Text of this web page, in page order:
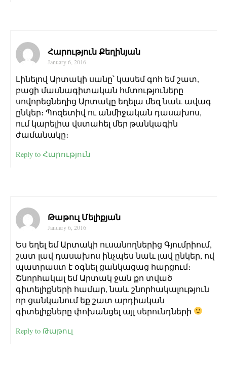
Հարություն Քեղինյան
January 6, 2016
Լինելով Արտակի սանը՝ կասեմ գոհ եմ շատ,
բացի մասնագիտական հմտություները
սովորեցնեղից Արտակը եղելա մեզ նաև ավագ
ընկեր։ Պոզետիվ ու անմիջական դասախոս,
ում կարելիա վստահել մեր թանկագին
ժամանակը։
Reply to Հարություն
Թաթուլ Մելիքյան
January 6, 2016
Ես եղել եմ Արտակի ուսանողներից Գյումրիում,
շատ լավ դասախոս ինչպես նաև լավ ընկեր, ով
պատրաստ է օգնել ցանկացաց հարցում։
Շնորհակալ եմ Արտակ ջան քո տված
գիտելիքների համար, նաև շնորհակալություն
որ ցանկանում եք շատ արդիական
գիտելիքները փոխանցել այլ սերունդների
Reply to Թաթուլ